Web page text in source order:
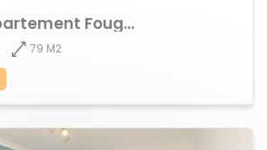
Location Appartement Fougères
79 M2